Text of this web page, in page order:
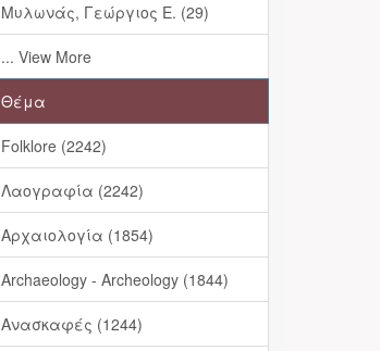
Μυλωνάς, Γεώργιος Ε. (29)
... View More
Θέμα
Folklore (2242)
Λαογραφία (2242)
Αρχαιολογία (1854)
Archaeology - Archeology (1844)
Ανασκαφές (1244)